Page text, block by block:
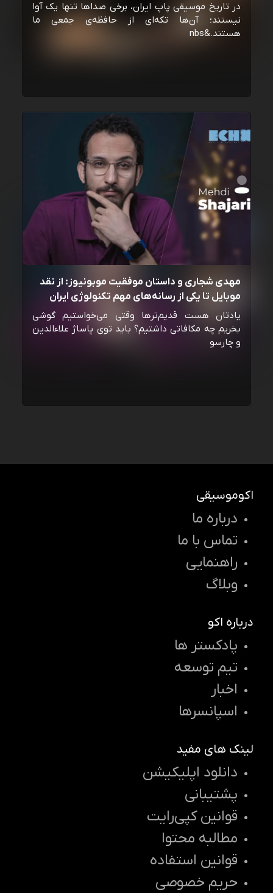
در تاریخ موسیقی پاپ ایران، برخی صداها تنها یک آوا
نیستند؛ آن‌ها تکه‌ای از حافظه‌ی جمعی ما
هستند.&nbs
مهدی شجاری و داستان موفقیت موبونیوز: از نقد
موبایل تا یکی از رسانه‌‌های مهم تکنولوژی ایران
یادتان هست قدیم‌ترها وقتی می‌خواستیم گوشی
بخریم چه مکافاتی داشتیم؟ باید توی پاساژ علاءالدین
و چارسو
اکوموسیقی
درباره ما
تماس با ما
راهنمایی
وبلاگ
درباره اکو
پادکستر ها
تیم توسعه
اخبار
اسپانسرها
لینک های مفید
دانلود اپلیکیشن
پشتیبانی
قوانین کپی‌رایت
مطالبه محتوا
قوانین استفاده
حریم خصوصی